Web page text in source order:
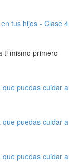
tus hijos - Clase 4
ti mismo primero
puedas cuidar a
puedas cuidar a
puedas cuidar a